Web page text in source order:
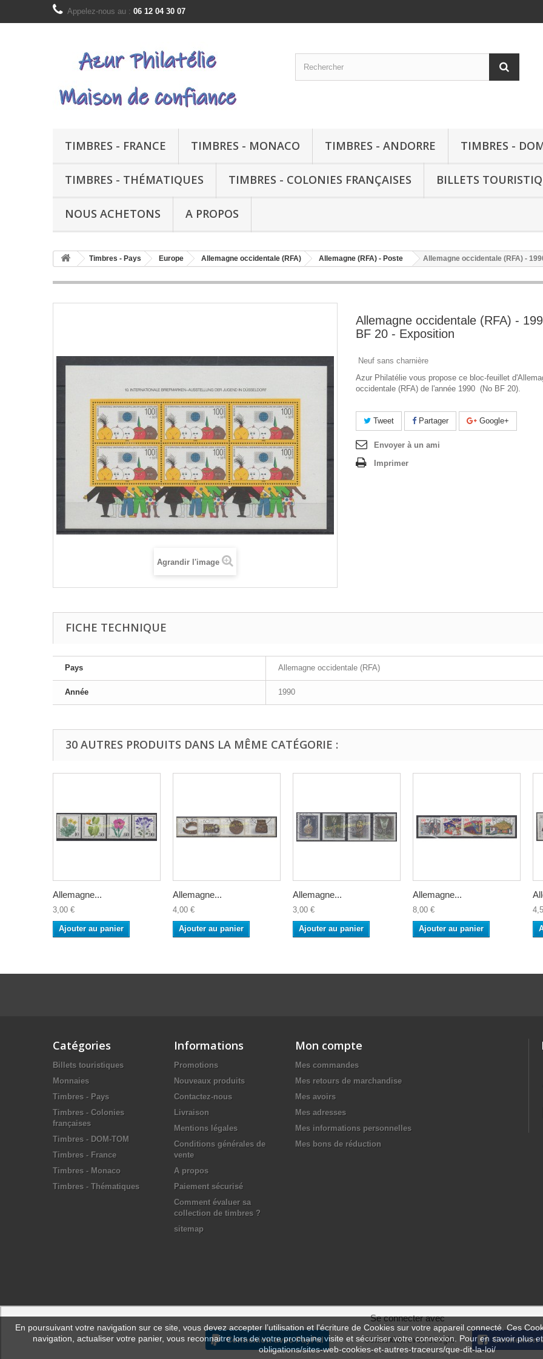
Appelez-nous au : 06 12 04 30 07
TIMBRES - FRANCE TIMBRES - MONACO TIMBRES - ANDORRE TIMBRES -
TIMBRES - THÉMATIQUES TIMBRES - COLONIES FRANÇAISES BILLETS
NOUS ACHETONS A PROPOS
Timbres - Pays Europe Allemagne occidentale (RFA) Allemagne (RFA) - Poste Allemagne occidentale (RFA) -
Agrandir l'image
Allemagne occidentale (RFA) -
BF 20 - Exposition
Neuf sans charnière
Azur Philatélie vous propose ce bloc-feuillet
occidentale (RFA) de l'année 1990 (No BF 20).
Tweet Partager Google+
Envoyer à un ami
Imprimer
FICHE TECHNIQUE
Pays Allemagne occidentale (RFA)
Année 1990
30 AUTRES PRODUITS DANS LA MÊME CATÉGORIE :
Allemagne...
3,00 €
Ajouter au panier
Allemagne...
4,00 €
Ajouter au panier
Allemagne...
3,00 €
Ajouter au panier
Allemagne...
8,00 €
Ajouter au panier
Catégories
Billets touristiques
Monnaies
Timbres - Pays
Timbres - Colonies
françaises
Timbres - DOM-TOM
Timbres - France
Timbres - Monaco
Timbres - Thématiques
Informations
Promotions
Nouveaux produits
Contactez-nous
Livraison
Mentions légales
Conditions générales de
vente
A propos
Paiement sécurisé
Comment évaluer sa
collection de timbres ?
sitemap
Mon compte
Mes commandes
Mes retours de marchandise
Mes avoirs
Mes adresses
Mes informations personnelles
Mes bons de réduction
En poursuivant votre navigation sur ce site, vous devez accepter l’utilisation et l'écriture de Cookies sur votre appareil connecté. Ces
navigation, actualiser votre panier, vous reconnaitre lors de votre prochaine visite et sécuriser votre connexion. Pour en savoir plus
obligations/sites-web-cookies-et-autres-traceurs/que-dit-la-loi/
Se connecter avec
Connexion avec PayPal Connexion avec Google Connexion